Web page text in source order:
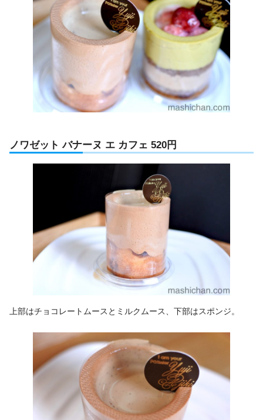
ノワゼット バナーヌ エ カフェ 520円
上部はチョコレートムースとミルクムース、下部はスポンジ。